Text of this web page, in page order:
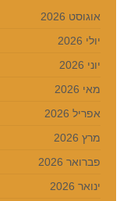
אוגוסט 2026
יולי 2026
יוני 2026
מאי 2026
אפריל 2026
מרץ 2026
פברואר 2026
ינואר 2026